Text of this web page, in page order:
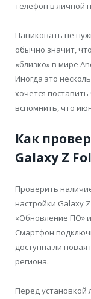
телефон в личной
Паниковать не
обычно значит,
«близко» в мире
Иногда это
хочется
вспомнить, что
Как
Galaxy Z
Проверить
настройки Galaxy
«Обновление ПО»
Смартфон
доступна ли
региона.
Перед установкой